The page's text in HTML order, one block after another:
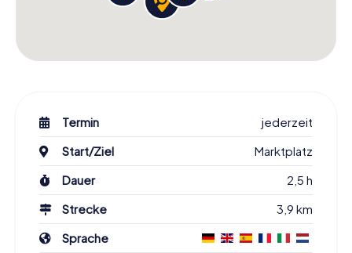
Termin
jederzeit
Start/Ziel
Marktplatz
Dauer
2,5 h
Strecke
3,9 km
Sprache